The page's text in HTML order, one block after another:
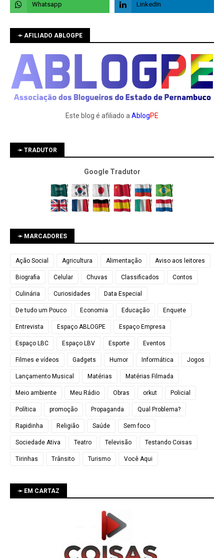
➛ AFILIADO ABLOGPE
Este blog é afiliado a AblogPE
➛ TRADUTOR
Google Tradutor
➛ MARCADORES
Ação Social Agricultura Alimentação Aviso aos leitores
Biografia Celular Chuvas Classificados Contos
Culinária Curiosidades Data Especial
De tudo um Pouco Economia Educação Enquete
Entrevista Espaço ABLOGPE Espaço Empresa
Espaço LBC Espaço LBV Esporte Eventos
Filmes e vídeos Gadgets Humor Informática Jogos
Lançamento Musical Matérias Matérias Filmada
Meio ambiente Meu Rádio Obras orkut Policial
Política promoção Propaganda Qual Problema?
Rapidinha Religião Saúde Sem foco
Sociedade Ativa Teatro Televisão Testando Coisas
Tirinhas Trânsito Turismo Você Aqui
➛ EM CARTAZ